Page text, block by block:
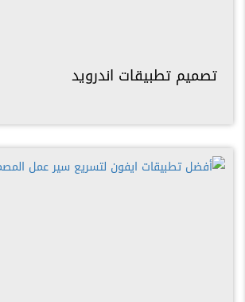
تصميم تطبيقات اندرويد